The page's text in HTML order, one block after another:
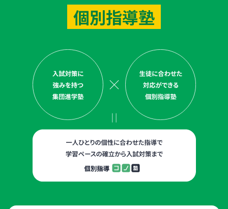
個別指導塾